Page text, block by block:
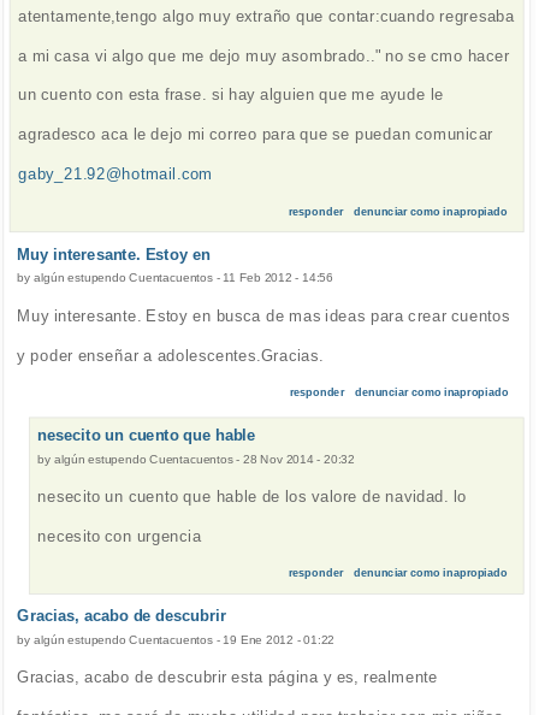
atentamente,tengo algo muy extraño que contar:cuando regresaba
a mi casa vi algo que me dejo muy asombrado.." no se cmo hacer
un cuento con esta frase. si hay alguien que me ayude le
agradesco aca le dejo mi correo para que se puedan comunicar
gaby_21.92@hotmail.com
responder denunciar como inapropiado
Muy interesante. Estoy en
by algún estupendo Cuentacuentos-11 Feb 2012 - 14:56
Muy interesante. Estoy en busca de mas ideas para crear cuentos
y poder enseñar a adolescentes.Gracias.
responder denunciar como inapropiado
nesecito un cuento que hable
by algún estupendo Cuentacuentos-28 Nov 2014 - 20:32
nesecito un cuento que hable de los valore de navidad. lo
necesito con urgencia
responder denunciar como inapropiado
Gracias, acabo de descubrir
by algún estupendo Cuentacuentos- 19 Ene 2012 - 01:22
Gracias, acabo de descubrir esta página y es, realmente